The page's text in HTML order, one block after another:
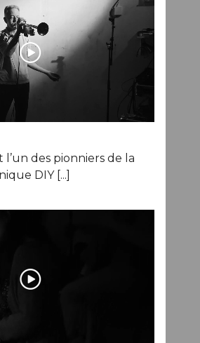
l’un des pionniers de la
DIY [...]